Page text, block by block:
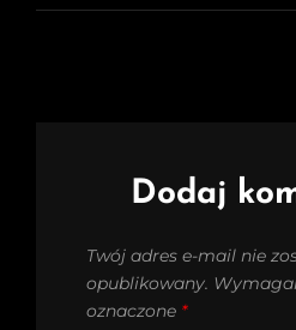
Dodaj
Twój adres e-mail nie
opublikowany.
oznaczone *